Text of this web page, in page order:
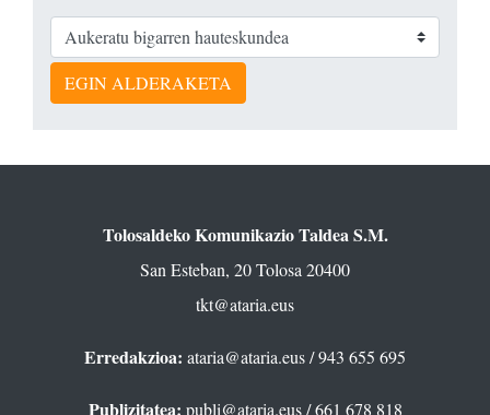
EGIN ALDERAKETA
Tolosaldeko Komunikazio Taldea S.M.
San Esteban, 20 Tolosa 20400
tkt@ataria.eus
Erredakzioa: ataria@ataria.eus/ 943 655 695
Publizitatea: publi@ataria.eus/ 661 678 818